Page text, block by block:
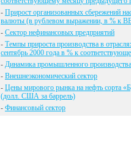
- Прирост организованных сбережений
валюты (в рублевом выражении, в % к
- Сектор нефинансовых предприятий
- Темпы прироста производства в
сентябрь 2000 года в % к
- Динамика промышленного
- Внешнеэкономический сектор
- Цены мирового рынка на нефть сорта
(долл. США за баррель)
- Финансовый сектор